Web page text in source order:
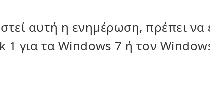
αυτή η ενημέρωση, πρέπει να
1 για τα Windows 7 ή τον